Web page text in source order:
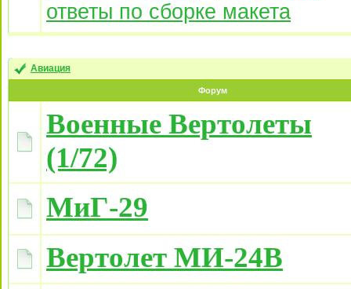
ответы по сборке макета
Авиация
Форум
Военные Вертолеты
(1/72)
МиГ-29
Вертолет МИ-24В